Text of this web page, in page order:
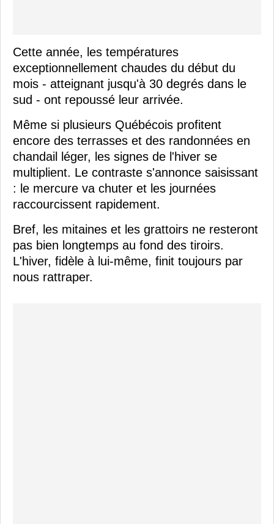
Cette année, les températures
exceptionnellement chaudes du début du
mois - atteignant jusqu'à 30 degrés dans le
sud - ont repoussé leur arrivée.
Même si plusieurs Québécois profitent
encore des terrasses et des randonnées en
chandail léger, les signes de l'hiver se
multiplient. Le contraste s'annonce saisissant
: le mercure va chuter et les journées
raccourcissent rapidement.
Bref, les mitaines et les grattoirs ne resteront
pas bien longtemps au fond des tiroirs.
L'hiver, fidèle à lui-même, finit toujours par
nous rattraper.